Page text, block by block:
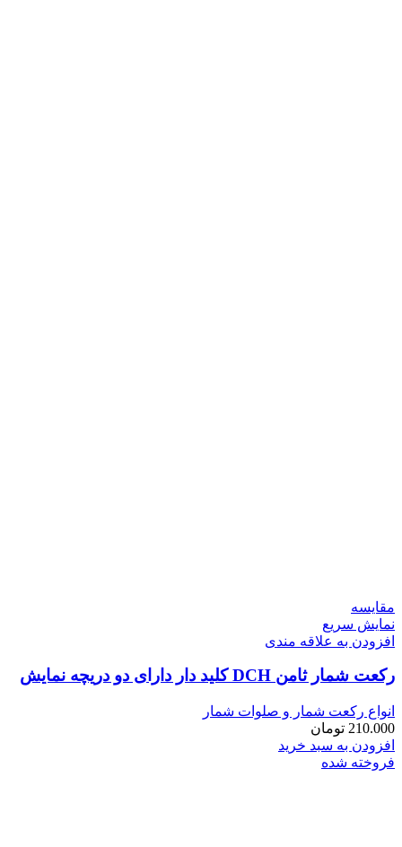
مقايسه
نمایش سریع
افزودن به علاقه مندی
رکعت شمار ثامن DCH کلید دار دارای دو دریچه نمایش
انواع رکعت شمار و صلوات شمار
210.000 تومان
افزودن به سبد خرید
فروخته شده